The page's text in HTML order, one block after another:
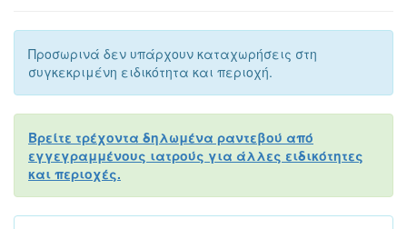
Προσωρινά δεν υπάρχουν καταχωρήσεις στη
συγκεκριμένη ειδικότητα και περιοχή.
Βρείτε τρέχοντα δηλωμένα ραντεβού από
εγγεγραμμένους ιατρούς για άλλες ειδικότητες
και περιοχές.